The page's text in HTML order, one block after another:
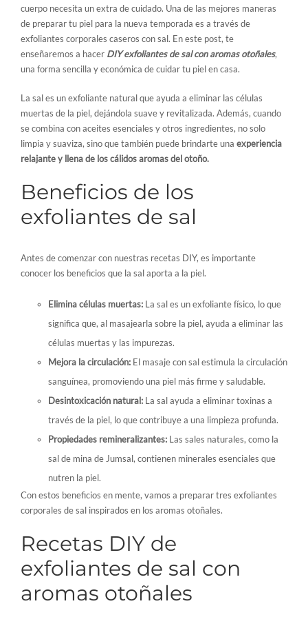
cuerpo necesita un extra de cuidado. Una de las mejores maneras
de preparar tu piel para la nueva temporada es a través de
exfoliantes corporales caseros con sal. En este post, te
enseñaremos a hacer DIY exfoliantes de sal con aromas otoñales,
una forma sencilla y económica de cuidar tu piel en casa.
La sal es un exfoliante natural que ayuda a eliminar las células
muertas de la piel, dejándola suave y revitalizada. Además, cuando
se combina con aceites esenciales y otros ingredientes, no solo
limpia y suaviza, sino que también puede brindarte una experiencia
relajante y llena de los cálidos aromas del otoño.
Beneficios de los
exfoliantes de sal
Antes de comenzar con nuestras recetas DIY, es importante
conocer los beneficios que la sal aporta a la piel.
Elimina células muertas: La sal es un exfoliante físico, lo que
significa que, al masajearla sobre la piel, ayuda a eliminar las
células muertas y las impurezas.
Mejora la circulación: El masaje con sal estimula la circulación
sanguínea, promoviendo una piel más firme y saludable.
Desintoxicación natural: La sal ayuda a eliminar toxinas a
través de la piel, lo que contribuye a una limpieza profunda.
Propiedades remineralizantes: Las sales naturales, como la
sal de mina de Jumsal, contienen minerales esenciales que
nutren la piel.
Con estos beneficios en mente, vamos a preparar tres exfoliantes
corporales de sal inspirados en los aromas otoñales.
Recetas DIY de
exfoliantes de sal con
aromas otoñales